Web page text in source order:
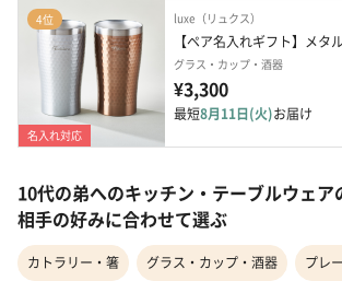
4位
名入れ対応
luxe（リュクス）
【ペア名入れギフト】メタ
グラス・カップ・酒器
¥3,300
最短8月11日(火)お届け
10代の弟へのキッチン・テーブルウェア
相手の好みに合わせて選ぶ
カトラリー・箸 グラス・カップ・酒器 プレ